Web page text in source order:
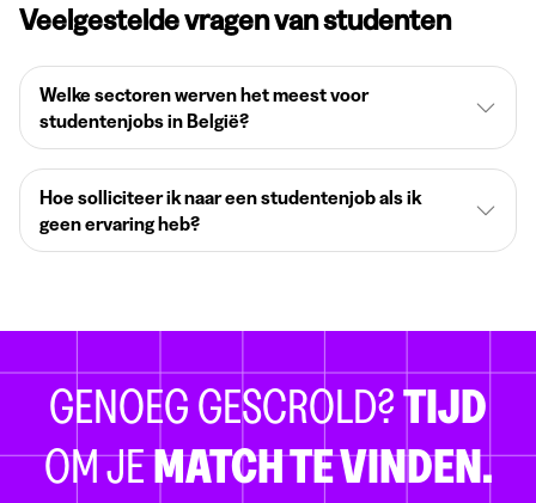
Veelgestelde vragen van studenten
Welke sectoren werven het meest voor
studentenjobs in België?
Hoe solliciteer ik naar een studentenjob als ik
geen ervaring heb?
GENOEG GESCROLD?TIJD
OM JEMATCH TE VINDEN.